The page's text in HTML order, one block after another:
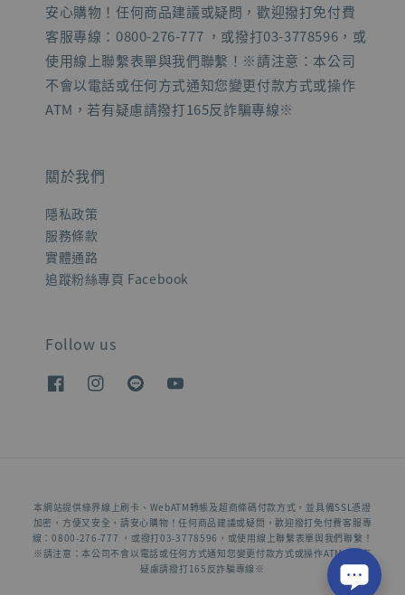
安心購物！任何商品建議或疑問，歡迎撥打免付費
客服專線：0800-276-777 ，或撥打03-3778596，或
使用線上聯繫表單與我們聯繫！※請注意：本公司
不會以電話或任何方式通知您變更付款方式或操作
ATM，若有疑慮請撥打165反詐騙專線※
關於我們
隱私政策
服務條款
實體通路
追蹤粉絲專頁 Facebook
Follow us
本網站提供綠界線上刷卡、WebATM轉帳及超商條碼付款方式，並具備SSL憑證
加密，方便又安全，請安心購物！任何商品建議或疑問，歡迎撥打免付費客服專
線：0800-276-777 ，或撥打03-3778596，或使用線上聯繫表單與我們聯繫！
※請注意：本公司不會以電話或任何方式通知您變更付款方式或操作ATM，若有
疑慮請撥打165反詐騙專線※